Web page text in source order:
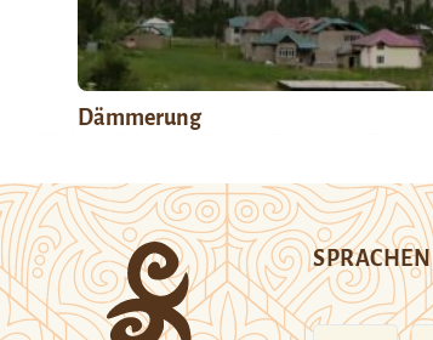
Dämmerung
SPRACHEN